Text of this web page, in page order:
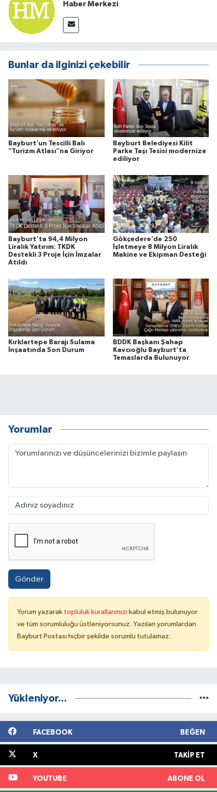
Haber Merkezi
Bunlar da ilginizi çekebilir
Bayburt’un Tescilli Balı
"Turizm Atlası"na Giriyor
Bayburt Belediyesi Kilit
Parke Taşı Tesisi modernize
ediliyor
Bayburt’ta 94,4 Milyon
Liralık Yatırım: TKDK
Destekli 3 Proje İçin İmzalar
Atıldı
Gökçedere’de 250
İşletmeye 8 Milyon Liralık
Makine ve Ekipman Desteği
Kırklartepe Barajı Sulama
İnşaatında Son Durum
BDDK Başkanı Şahap
Kavcıoğlu Bayburt’ta
Temaslarda Bulunuyor
Yorumlar
Gönder
Yorum yazarak topluluk kurallarımızı kabul etmiş bulunuyor
ve tüm sorumluluğu üstleniyorsunuz. Yazılan yorumlardan
Bayburt Postası hiçbir şekilde sorumlu tutulamaz.
Yükleniyor...
FACEBOOK BEĞEN
X TAKIP ET
YOUTUBE ABONE OL